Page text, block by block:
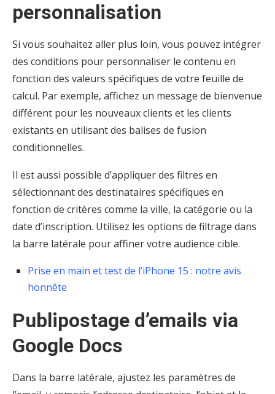
personnalisation
Si vous souhaitez aller plus loin, vous pouvez intégrer
des conditions pour personnaliser le contenu en
fonction des valeurs spécifiques de votre feuille de
calcul. Par exemple, affichez un message de bienvenue
différent pour les nouveaux clients et les clients
existants en utilisant des balises de fusion
conditionnelles.
Il est aussi possible d’appliquer des filtres en
sélectionnant des destinataires spécifiques en
fonction de critères comme la ville, la catégorie ou la
date d’inscription. Utilisez les options de filtrage dans
la barre latérale pour affiner votre audience cible.
Prise en main et test de l’iPhone 15 : notre avis
honnête
Publipostage d’emails via
Google Docs
Dans la barre latérale, ajustez les paramètres de